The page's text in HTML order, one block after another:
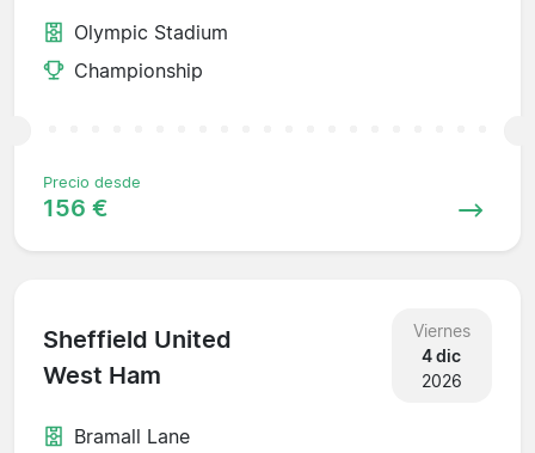
Olympic Stadium
Championship
Precio desde
156 €
Sheffield United
West Ham
Viernes
4 dic
2026
Bramall Lane